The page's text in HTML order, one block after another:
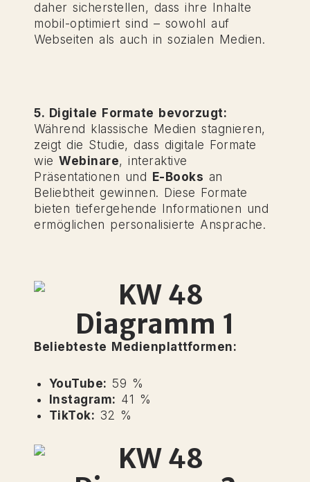
daher sicherstellen, dass ihre Inhalte
mobil-optimiert sind – sowohl auf
Webseiten als auch in sozialen Medien.
5. Digitale Formate bevorzugt:
Während klassische Medien stagnieren,
zeigt die Studie, dass digitale Formate
wieWebinare, interaktive
Präsentationen und E-Books an
Beliebtheit gewinnen. Diese Formate
bieten tiefergehende Informationen und
ermöglichen personalisierte Ansprache.
Beliebteste Medienplattformen:
YouTube: 59 %
Instagram: 41 %
TikTok: 32 %